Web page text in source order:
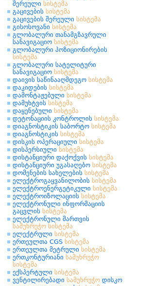
შერეული სისტემა
გაცივების სისტემა
გაცივების შერეული სისტემა
გისოსოვანი სისტემა
გლობალური თანამგზავრული
სანავიგაციო სისტემა
გლობალური პოზიციონირების
სისტემა
გლობალური სატელიტური
სანავიგაციო სისტემა
დაივის საწინააღმდეგო სისტემა
დაკიდების სისტემა
დამონტაჟებული სისტემა
დამუხტვის სისტემა
დაყენებული სისტემა
დეტონაციის კონტროლის სისტემა
დიაგნოსტიკის საბორტო სისტემა
დიაგნოსტიკის სისტემა
დისკის ოპერაციული სისტემა
დისპერსიული სისტემა
დისტანციური დაქოქვის სისტემა
დისტანციური უგასაღებო სისტემა
დომენების სახელების სისტემა
ელექტროგაყვანილობის სისტემა
ელექტროენერგეტიკული სისტემა
ელექტროიზოლაციის სისტემა
ელექტრონული ინფორმაციის
გაცვლის სისტემა
ელექტრონული მართვის
სამუხრუჭო სისტემა
ელექტრული სისტემა
ერთეულთა CGS სისტემა
ერთეულთა მეტრული სისტემა
ერთკონტურიანი სამუხრუჭო
სისტემა
ექსპერტული სისტემა
ვენტილირებადი სამუხრუჭო დისკო